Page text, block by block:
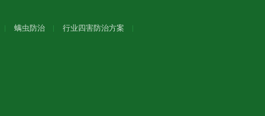
螨虫防治
行业四害防治方案